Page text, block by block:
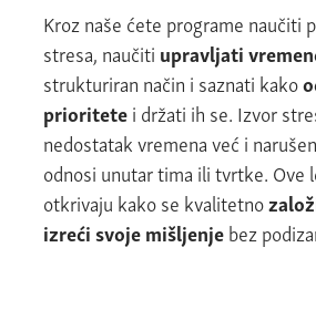
Kroz naše ćete programe naučiti
stresa, naučiti upravljati
strukturiran način i saznati kako
prioritetei držati ih se. Izvor
nedostatak vremena već i
odnosi unutar tima ili tvrtke. Ove
otkrivaju kako se kvalitetno
izreći svoje mišljenjebez